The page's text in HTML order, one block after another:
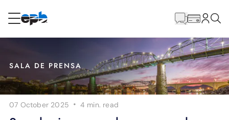
Internet
Energía
principal
SALA DE PRENSA
07 October 2025 · 4 min. read